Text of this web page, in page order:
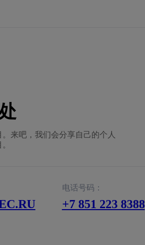
来吧，我们会分享自己的个人
电话号码：
+7 851 223 8388